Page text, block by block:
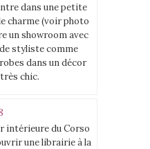
dans une petite
charme (voir photo
un showroom avec
styliste comme
dans un décor
chic.
intérieure du Corso
une librairie à la